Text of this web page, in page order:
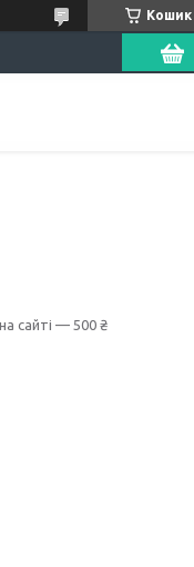
Кошик
сайті — 500 ₴